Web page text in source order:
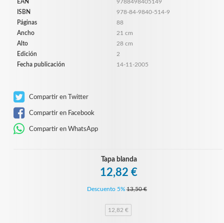
EAN
9788498405149
ISBN
978-84-9840-514-9
Páginas
88
Ancho
21 cm
Alto
28 cm
Edición
2
Fecha publicación
14-11-2005
Compartir en Twitter
Compartir en Facebook
Compartir en WhatsApp
Tapa blanda
12,82 €
Descuento 5% 13,50 €
12,82 €